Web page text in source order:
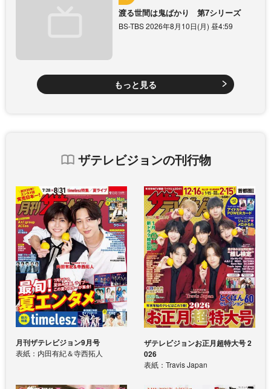
渡る世間は鬼ばかり 第7シリーズ
BS-TBS 2026年8月10日(月) 昼4:59
もっと見る
ザテレビジョンの刊行物
月刊ザテレビジョン9月号
表紙：内田有紀＆寺西拓人
ザテレビジョンお正月超特大号 2
026
表紙：Travis Japan